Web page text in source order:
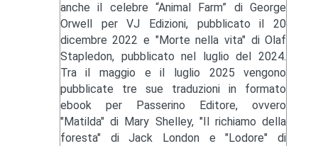
anche il celebre “Animal Farm” di George
Orwell per VJ Edizioni, pubblicato il 20
dicembre 2022 e "Morte nella vita" di Olaf
Stapledon, pubblicato nel luglio del 2024.
Tra il maggio e il luglio 2025 vengono
pubblicate tre sue traduzioni in formato
ebook per Passerino Editore, ovvero
"Matilda" di Mary Shelley, "Il richiamo della
foresta" di Jack London e "Lodore" di